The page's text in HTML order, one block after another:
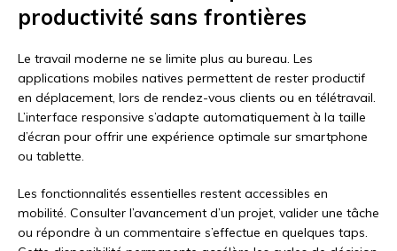
productivité sans frontières
Le travail moderne ne se limite plus au bureau. Les
applications mobiles natives permettent de rester productif
en déplacement, lors de rendez-vous clients ou en télétravail.
L’interface responsive s’adapte automatiquement à la taille
d’écran pour offrir une expérience optimale sur smartphone
ou tablette.
Les fonctionnalités essentielles restent accessibles en
mobilité. Consulter l’avancement d’un projet, valider une tâche
ou répondre à un commentaire s’effectue en quelques taps.